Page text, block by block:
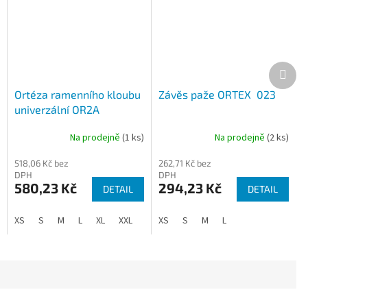
Ortéza ramenního kloubu
univerzální OR2A
produktu
je
4,5
5
Na prodejně(1 ks)
518,06 Kč bez
DPH
580,23 Kč DETAIL
XS S M L XL XXL
Závěs paže ORTEX 023
Na prodejně (2 ks)
262,71 Kč bez
DPH
294,23 Kč DETAIL
XS S M L
Další
produkt